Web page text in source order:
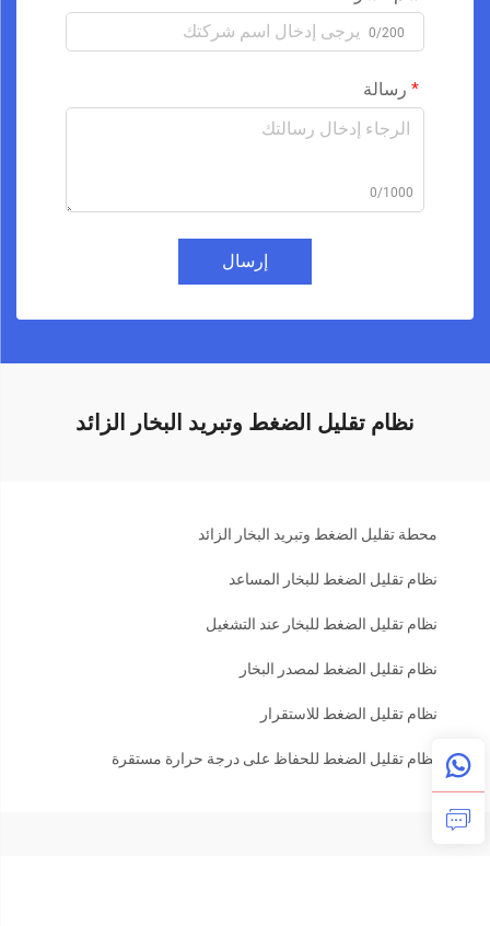
0/200
رسالة
0/1000
إرسال
نظام تقليل الضغط وتبريد البخار الزائد
محطة تقليل الضغط وتبريد البخار الزائد
نظام تقليل الضغط للبخار المساعد
نظام تقليل الضغط للبخار عند التشغيل
نظام تقليل الضغط لمصدر البخار
نظام تقليل الضغط للاستقرار
نظام تقليل الضغط للحفاظ على درجة حرارة مستقرة